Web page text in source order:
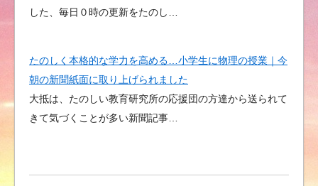
した、毎日０時の更新をたのし…
たのしく本格的な学力を高める…小学生に物理の授業｜今
朝の新聞紙面に取り上げられました
大抵は、たのしい教育研究所の応援団の方達から送られて
きて気づくことが多い新聞記事…